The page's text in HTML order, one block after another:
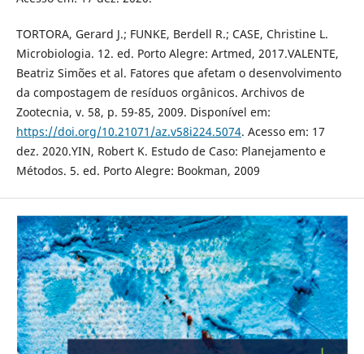
TORTORA, Gerard J.; FUNKE, Berdell R.; CASE, Christine L.
Microbiologia. 12. ed. Porto Alegre: Artmed, 2017.VALENTE,
Beatriz Simões et al. Fatores que afetam o desenvolvimento
da compostagem de resíduos orgânicos. Archivos de
Zootecnia, v. 58, p. 59-85, 2009. Disponível em:
https://doi.org/10.21071/az.v58i224.5074. Acesso em: 17
dez. 2020.YIN, Robert K. Estudo de Caso: Planejamento e
Métodos. 5. ed. Porto Alegre: Bookman, 2009